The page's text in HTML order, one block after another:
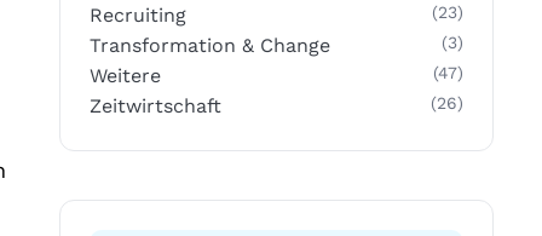
Recruiting (23)
Transformation & Change (3)
Weitere (47)
Zeitwirtschaft (26)